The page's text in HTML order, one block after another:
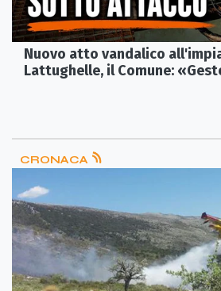
Nuovo atto vandalico
Lattughelle, il Comune:
CRONACA